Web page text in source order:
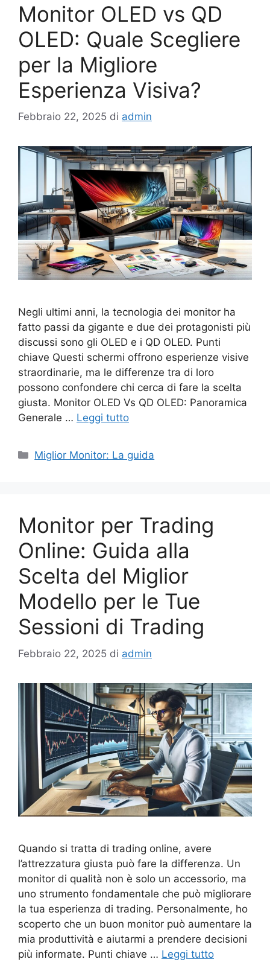
Monitor OLED vs QD
OLED: Quale Scegliere
per la Migliore
Esperienza Visiva?
Febbraio 22, 2025 di admin
Negli ultimi anni, la tecnologia dei monitor ha
fatto passi da gigante e due dei protagonisti più
discussi sono gli OLED e i QD OLED. Punti
chiave Questi schermi offrono esperienze visive
straordinarie, ma le differenze tra di loro
possono confondere chi cerca di fare la scelta
giusta. Monitor OLED Vs QD OLED: Panoramica
Generale … Leggi tutto
Categorie
Miglior Monitor: La guida
Monitor per Trading
Online: Guida alla
Scelta del Miglior
Modello per le Tue
Sessioni di Trading
Febbraio 22, 2025 di admin
Quando si tratta di trading online, avere
l’attrezzatura giusta può fare la differenza. Un
monitor di qualità non è solo un accessorio, ma
uno strumento fondamentale che può migliorare
la tua esperienza di trading. Personalmente, ho
scoperto che un buon monitor può aumentare la
mia produttività e aiutarmi a prendere decisioni
più informate. Punti chiave … Leggi tutto